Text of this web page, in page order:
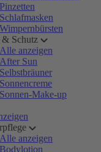
Pinzetten
Schlafmasken
Wimpernbürsten
& Schutz
Alle anzeigen
After Sun
Selbstbräuner
Sonnencreme
Sonnen-Make-up
Alle anzeigen
Bodylotion